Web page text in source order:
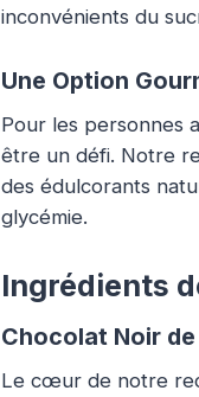
inconvénients du
Une Option
Pour les personnes
être un défi. Notre
des édulcorants
glycémie.
Ingrédients
Chocolat Noir
Le cœur de notre